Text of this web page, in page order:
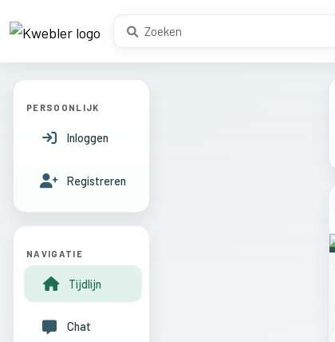
PERSOONLIJK
Inloggen
Registreren
NAVIGATIE
Tijdlijn
Chat